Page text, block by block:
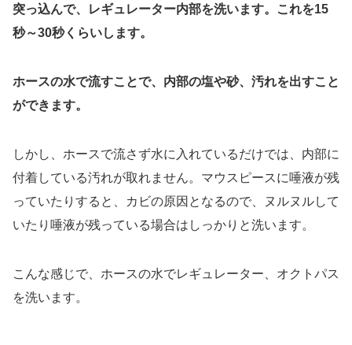
突っ込んで、レギュレーター内部を洗います。これを15
秒～30秒くらいします。
ホースの水で流すことで、内部の塩や砂、汚れを出すこと
ができます。
しかし、ホースで流さず水に入れているだけでは、内部に
付着している汚れが取れません。マウスピースに唾液が残
っていたりすると、カビの原因となるので、ヌルヌルして
いたり唾液が残っている場合はしっかりと洗います。
こんな感じで、ホースの水でレギュレーター、オクトパス
を洗います。